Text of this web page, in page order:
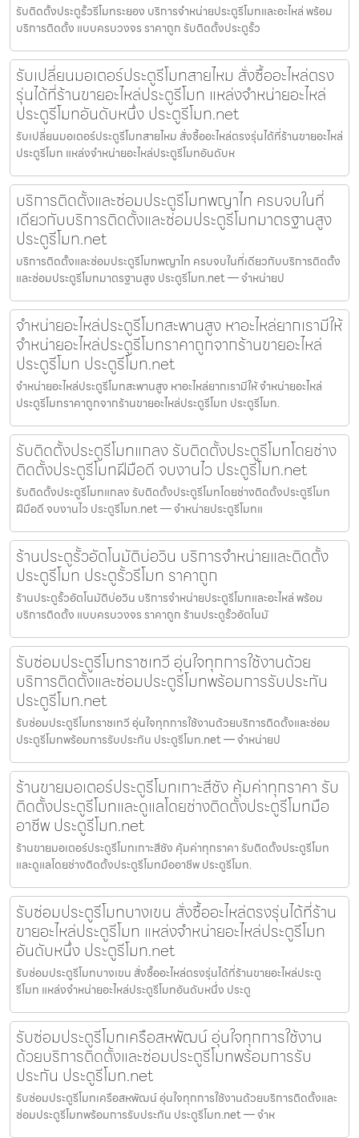
รับติดตั้งประตูรั้วรีโมทระยอง บริการจำหน่ายประตูรีโมทและอะไหล่ พร้อม
บริการติดตั้ง แบบครบวงจร ราคาถูก รับติดตั้งประตูรั้ว
รับเปลี่ยนมอเตอร์ประตูรีโมทสายไหม สั่งซื้ออะไหล่ตรง
รุ่นได้ที่ร้านขายอะไหล่ประตูรีโมท แหล่งจำหน่ายอะไหล่
ประตูรีโมทอันดับหนึ่ง ประตูรีโมท.net
รับเปลี่ยนมอเตอร์ประตูรีโมทสายไหม สั่งซื้ออะไหล่ตรงรุ่นได้ที่ร้านขายอะไหล่
ประตูรีโมท แหล่งจำหน่ายอะไหล่ประตูรีโมทอันดับห
บริการติดตั้งและซ่อมประตูรีโมทพญาไท ครบจบในที่
เดียวกับบริการติดตั้งและซ่อมประตูรีโมทมาตรฐานสูง
ประตูรีโมท.net
บริการติดตั้งและซ่อมประตูรีโมทพญาไท ครบจบในที่เดียวกับบริการติดตั้ง
และซ่อมประตูรีโมทมาตรฐานสูง ประตูรีโมท.net — จำหน่ายป
จำหน่ายอะไหล่ประตูรีโมทสะพานสูง หาอะไหล่ยากเรามีให้
จำหน่ายอะไหล่ประตูรีโมทราคาถูกจากร้านขายอะไหล่
ประตูรีโมท ประตูรีโมท.net
จำหน่ายอะไหล่ประตูรีโมทสะพานสูง หาอะไหล่ยากเรามีให้ จำหน่ายอะไหล่
ประตูรีโมทราคาถูกจากร้านขายอะไหล่ประตูรีโมท ประตูรีโมท.
รับติดตั้งประตูรีโมทแกลง รับติดตั้งประตูรีโมทโดยช่าง
ติดตั้งประตูรีโมทฝีมือดี จบงานไว ประตูรีโมท.net
รับติดตั้งประตูรีโมทแกลง รับติดตั้งประตูรีโมทโดยช่างติดตั้งประตูรีโมท
ฝีมือดี จบงานไว ประตูรีโมท.net — จำหน่ายประตูรีโมทแ
ร้านประตูรั้วอัตโนมัติบ่อวิน บริการจำหน่ายและติดตั้ง
ประตูรีโมท ประตูรั้วรีโมท ราคาถูก
ร้านประตูรั้วอัตโนมัติบ่อวิน บริการจำหน่ายประตูรีโมทและอะไหล่ พร้อม
บริการติดตั้ง แบบครบวงจร ราคาถูก ร้านประตูรั้วอัตโนมั
รับซ่อมประตูรีโมทราชเทวี อุ่นใจทุกการใช้งานด้วย
บริการติดตั้งและซ่อมประตูรีโมทพร้อมการรับประกัน
ประตูรีโมท.net
รับซ่อมประตูรีโมทราชเทวี อุ่นใจทุกการใช้งานด้วยบริการติดตั้งและซ่อม
ประตูรีโมทพร้อมการรับประกัน ประตูรีโมท.net — จำหน่ายป
ร้านขายมอเตอร์ประตูรีโมทเกาะสีชัง คุ้มค่าทุกราคา รับ
ติดตั้งประตูรีโมทและดูแลโดยช่างติดตั้งประตูรีโมทมือ
อาชีพ ประตูรีโมท.net
ร้านขายมอเตอร์ประตูรีโมทเกาะสีชัง คุ้มค่าทุกราคา รับติดตั้งประตูรีโมท
และดูแลโดยช่างติดตั้งประตูรีโมทมืออาชีพ ประตูรีโมท.
รับซ่อมประตูรีโมทบางเขน สั่งซื้ออะไหล่ตรงรุ่นได้ที่ร้าน
ขายอะไหล่ประตูรีโมท แหล่งจำหน่ายอะไหล่ประตูรีโมท
อันดับหนึ่ง ประตูรีโมท.net
รับซ่อมประตูรีโมทบางเขน สั่งซื้ออะไหล่ตรงรุ่นได้ที่ร้านขายอะไหล่ประตู
รีโมท แหล่งจำหน่ายอะไหล่ประตูรีโมทอันดับหนึ่ง ประตู
รับซ่อมประตูรีโมทเครือสหพัฒน์ อุ่นใจทุกการใช้งาน
ด้วยบริการติดตั้งและซ่อมประตูรีโมทพร้อมการรับ
ประกัน ประตูรีโมท.net
รับซ่อมประตูรีโมทเครือสหพัฒน์ อุ่นใจทุกการใช้งานด้วยบริการติดตั้งและ
ซ่อมประตูรีโมทพร้อมการรับประกัน ประตูรีโมท.net — จำห